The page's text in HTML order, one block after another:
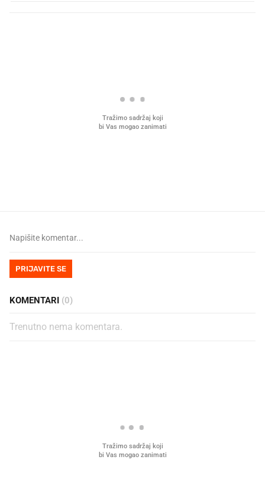
PRIJAVITE SE
KOMENTARI (0)
Trenutno nema komentara.